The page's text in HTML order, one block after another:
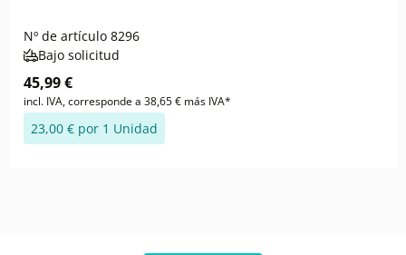
Nº de artículo 8296
Bajo solicitud
45,99 €
incl. IVA, corresponde a 38,65 € más IVA*
23,00 € por 1 Unidad